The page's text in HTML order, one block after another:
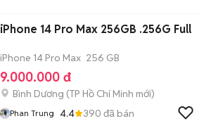
iPhone 14 Pro Max 256GB .256G Full
iPhone 14 Pro Max 256 GB
9.000.000 đ
Bình Dương (TP Hồ Chí Minh mới)
Phan Trung 4.4 390 đã bán